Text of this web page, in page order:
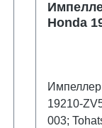
Honda
Импеллер
19210-ZV5-003
003; Tohatsu: HZV519210003